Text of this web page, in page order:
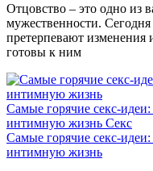
Отцовство – это одно из
мужественности. Сегодня
претерпевают изменения
готовы к ним
Самые горячие секс-идеи:
интимную жизнь Секс
Самые горячие секс-идеи:
интимную жизнь